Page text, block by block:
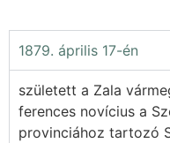
1879. április 17-én
született a Zala
ferences novícius a
provinciához tartozó